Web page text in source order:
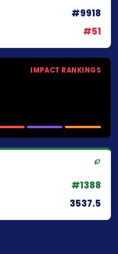
#9918
#51
IMPACT RANKINGS
#1388
3537.5